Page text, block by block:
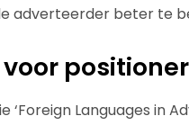
adverteerder beter te
Languages in